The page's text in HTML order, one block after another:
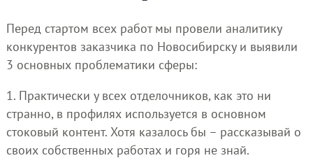
Перед стартом всех работ мы провели аналитику
конкурентов заказчика по Новосибирску и выявили
3 основных проблематики сферы:
1. Практически у всех отделочников, как это ни
странно, в профилях используется в основном
стоковый контент. Хотя казалось бы – рассказывай о
своих собственных работах и горя не знай.